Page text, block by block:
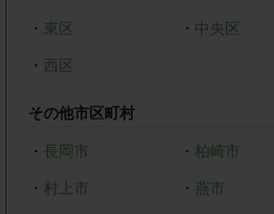
・ 東区 ・ 中央区
・ 西区
その他市区町村
・ 長岡市 ・ 柏崎市
・ 村上市 ・ 燕市